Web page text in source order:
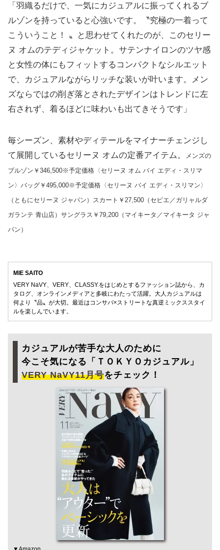
「羽織るだけで、一気にカジュアルに振ってくれるブ
ルゾンを持っていると心強いです。〝究極の一着って
こういうこと！ 〟と思わせてくれたのが、このセリー
ヌ オムのテディジャケット。サテンナイロンのツヤ感
と女性の体にもフィットするコンパクトなシルエット
で、カジュアルながらリッチな装いが叶います。メン
ズならではの削ぎ落とされたデザインはトレンドに左
右されず、着るほどに味わいも出てきそうです」
毎シーズン、素材やディテールをマイナーチェンジし
て展開しているセリーヌ オムの定番アイテム。
メンズの
ブルゾン￥346,500※予定価格〈セリーヌ オム バイ エディ・スリマ
ン〉バッグ￥495,000※予定価格〈セリーヌ バイ エディ・スリマン〉
（ともにセリーヌ ジャパン）スカート￥27,500（セピエ／ガリャルダ
ガランテ 青山店）サングラス￥79,200（マイキータ／マイキータ ジャ
パン）
MIE SAITO
VERY NaVY、VERY、CLASSY.をはじめとするファッション誌から、カ
タログ、オンラインメディアと多岐にわたって活躍。大人カジュアルは
何より〝品〟が大切。最近はコンサバ×ストリートな真逆ミックススタイ
ルを楽しんでいます。
カジュアルが苦手な大人のために
今こそ気になる「ＴＯＫＹＯカジュアル」
VERY NaVY11月号をチェック！